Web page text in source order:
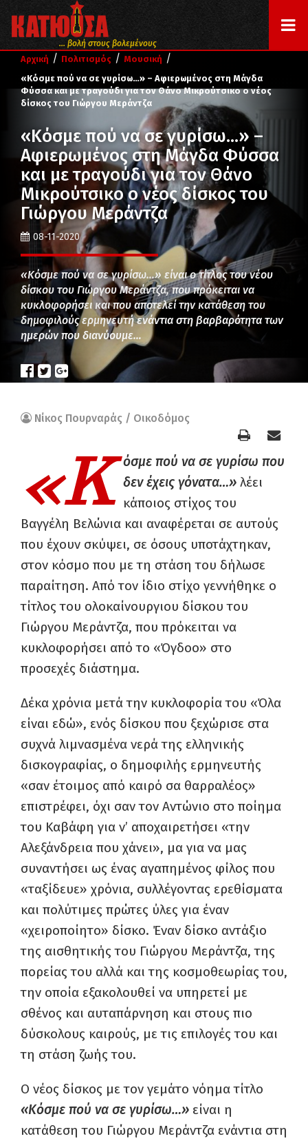
... βολή στους βολεμένους
Αρχική / Πολιτισμός / Μουσική /
«Κόσμε πού να σε γυρίσω…» – Αφιερωμένος στη Μάγδα
Φύσσα και με τραγούδι για τον Θάνο Μικρούτσικο ο νέος
δίσκος του Γιώργου Μεράντζα
«Κόσμε πού να σε γυρίσω…» –
Αφιερωμένος στη Μάγδα Φύσσα
και με τραγούδι για τον Θάνο
Μικρούτσικο ο νέος δίσκος του
Γιώργου Μεράντζα
08-11-2020
«Κόσμε πού να σε γυρίσω…» είναι ο τίτλος του νέου
δίσκου του Γιώργου Μεράντζα, που πρόκειται να
κυκλοφορήσει και που αποτελεί την κατάθεση του
δημοφιλούς ερμηνευτή ενάντια στη βαρβαρότητα των
ημερών που διανύουμε…
Νίκος Πουρναράς / Οικοδόμος
«Κ
όσμε πού να σε γυρίσω που
δεν έχεις γόνατα…» λέει
κάποιος στίχος του
Βαγγέλη Βελώνια και αναφέρεται σε αυτούς
που έχουν σκύψει, σε όσους υποτάχτηκαν,
στον κόσμο που με τη στάση του δήλωσε
παραίτηση. Από τον ίδιο στίχο γεννήθηκε ο
τίτλος του ολοκαίνουργιου δίσκου του
Γιώργου Μεράντζα, που πρόκειται να
κυκλοφορήσει από το «Όγδοο» στο
προσεχές διάστημα.
Δέκα χρόνια μετά την κυκλοφορία του «Όλα
είναι εδώ», ενός δίσκου που ξεχώρισε στα
συχνά λιμνασμένα νερά της ελληνικής
δισκογραφίας, ο δημοφιλής ερμηνευτής
«σαν έτοιμος από καιρό σα θαρραλέος»
επιστρέφει, όχι σαν τον Αντώνιο στο ποίημα
του Καβάφη για ν’ αποχαιρετήσει «την
Αλεξάνδρεια που χάνει», μα για να μας
συναντήσει ως ένας αγαπημένος φίλος που
«ταξίδευε» χρόνια, συλλέγοντας ερεθίσματα
και πολύτιμες πρώτες ύλες για έναν
«χειροποίητο» δίσκο. Έναν δίσκο αντάξιο
της αισθητικής του Γιώργου Μεράντζα, της
πορείας του αλλά και της κοσμοθεωρίας του,
την οποία εξακολουθεί να υπηρετεί με
σθένος και αυταπάρνηση και στους πιο
δύσκολους καιρούς, με τις επιλογές του και
τη στάση ζωής του.
Ο νέος δίσκος με τον γεμάτο νόημα τίτλο
«Κόσμε πού να σε γυρίσω…» είναι η
κατάθεση του Γιώργου Μεράντζα ενάντια στη